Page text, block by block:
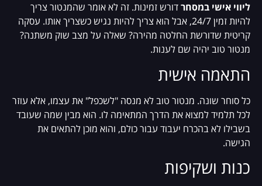
ליווי אישי במסחרדורש זמינות. זה לא אומר שהמנטור צריך
להיות זמין 24/7, אבל הוא צריך להיות נגיש כשצריך אותו. עסקה
קריטית שדורשת החלטה מהירה? שאלה על מצב שוק משתנה?
מנטור טוב יהיה שם לענות.
התאמה אישית
כל סוחר שונה. מנטור טוב לא מנסה "לשכפל" את עצמו, אלא עוזר
לכל תלמיד למצוא את הדרך המתאימה לו. הוא מבין שמה שעובד
בשבילו לא בהכרח יעבוד עבור כולם, והוא מוכן להתאים את
הגישה.
כנות ושקיפות